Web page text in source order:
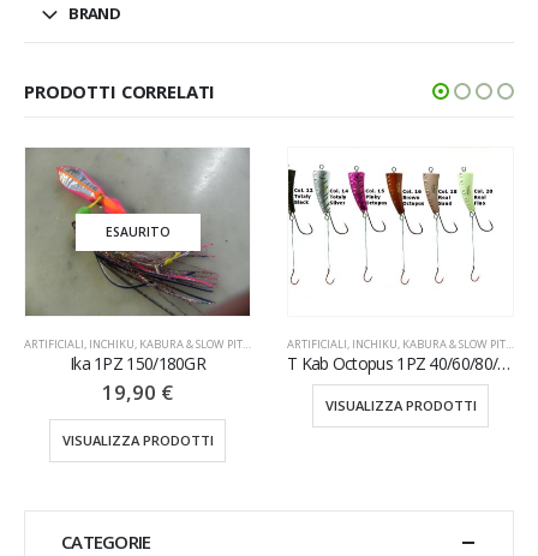
BRAND
PRODOTTI CORRELATI
& SLOW PITCH ARTIFICIALI,INCHIKU, KABURA & SLOW PITCH
T Kab Octopus 1PZ 40/60/80/180/200/250GR
ARTIFICIALI,INCHIKU,
Ellipse Pz1
19,90
CATEGORIE